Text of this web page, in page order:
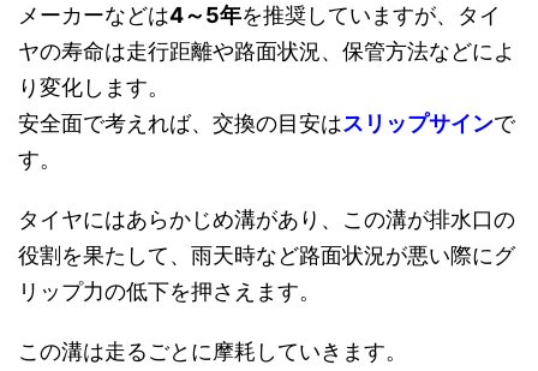
メーカーなどは4～5年を推奨していますが、タイ
ヤの寿命は走行距離や路面状況、保管方法などによ
り変化します。
安全面で考えれば、交換の目安はスリップサインで
す。
タイヤにはあらかじめ溝があり、この溝が排水口の
役割を果たして、雨天時など路面状況が悪い際にグ
リップ力の低下を押さえます。
この溝は走るごとに摩耗していきます。